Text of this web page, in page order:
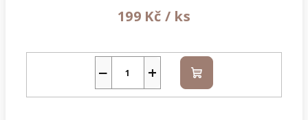
199 Kč / ks
+
− Do
košíku